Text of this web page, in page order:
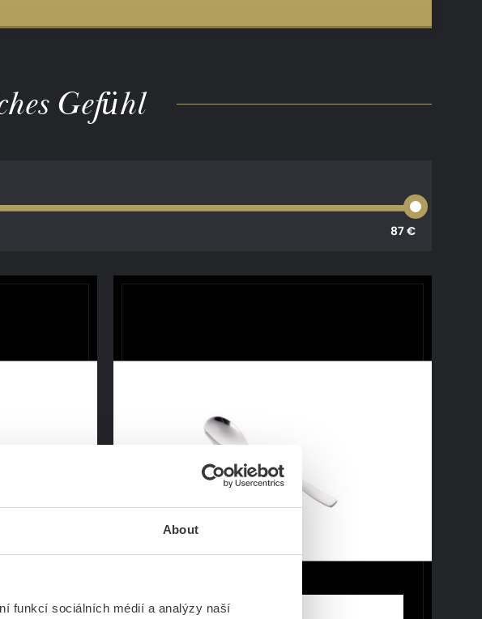
About
funkcí sociálních médií a analýzy naší
Gefühl
87 €